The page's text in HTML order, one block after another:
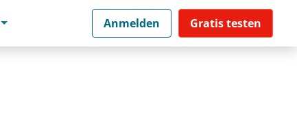
Anmelden Gratis testen